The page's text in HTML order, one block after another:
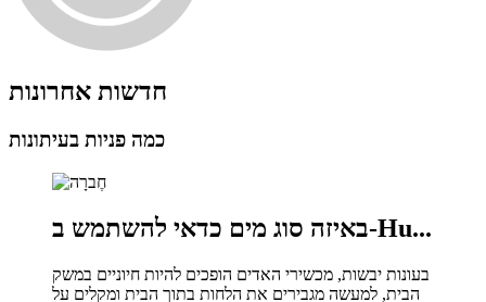
חדשות אחרונות
כמה פניות בעיתונות
באיזה סוג מים כדאי להשתמש ב-Hu...
בעונות יבשות, מכשירי האדים הופכים להיות חיוניים במשק
הבית, למעשה מגבירים את הלחות בתוך הבית ומקלים על